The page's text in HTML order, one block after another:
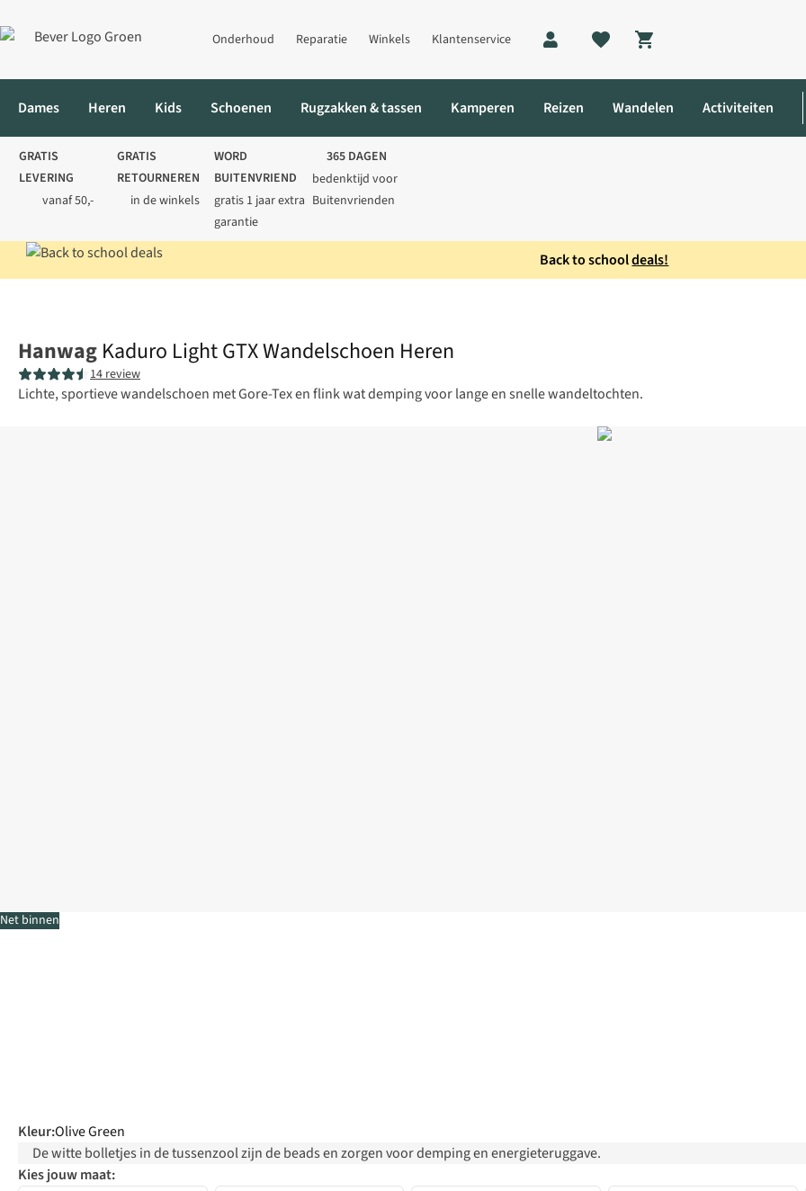
Onderhoud Reparatie Winkels Klantenservice
Shopping cart
Dames Heren Kids Schoenen Rugzakken & tassen Kamperen Reizen Wandelen Activiteiten
GRATIS
LEVERING
vanaf 50,-
GRATIS
RETOURNEREN
in de winkels
WORD
BUITENVRIEND
gratis 1 jaar extra
garantie
365 DAGEN
bedenktijd voor
Buitenvrienden
Back to schooldeals!
Net binnen
Hanwag Kaduro Light GTX Wandelschoen Heren
14 review
Lichte, sportieve wandelschoen met Gore-Tex en flink wat demping voor lange en snelle wandeltochten.
Kleur:Olive Green
De witte bolletjes in de tussenzool zijn de beads en zorgen voor demping en energieteruggave.
Kies jouw maat: